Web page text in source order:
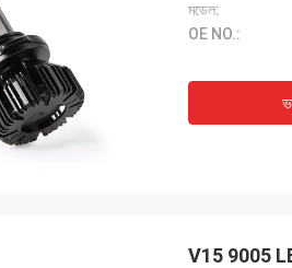
মডেল:
OE NO.:
V15 9005